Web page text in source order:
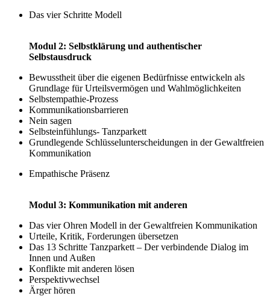
Das vier Schritte Modell
Modul 2: Selbstklärung und authentischer
Selbstausdruck
Bewusstheit über die eigenen Bedürfnisse entwickeln als
Grundlage für Urteilsvermögen und Wahlmöglichkeiten
Selbstempathie-Prozess
Kommunikationsbarrieren
Nein sagen
Selbsteinfühlungs- Tanzparkett
Grundlegende Schlüsselunterscheidungen in der Gewaltfreien
Kommunikation
Empathische Präsenz
Modul 3: Kommunikation mit anderen
Das vier Ohren Modell in der Gewaltfreien Kommunikation
Urteile, Kritik, Forderungen übersetzen
Das 13 Schritte Tanzparkett – Der verbindende Dialog im
Innen und Außen
Konflikte mit anderen lösen
Perspektivwechsel
Ärger hören